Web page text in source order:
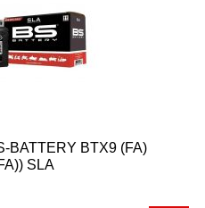
BATTERY BTX9 (FA)
SLA